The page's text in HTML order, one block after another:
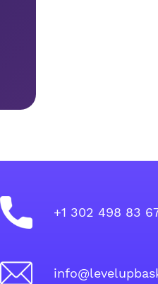
+1 302 498 83